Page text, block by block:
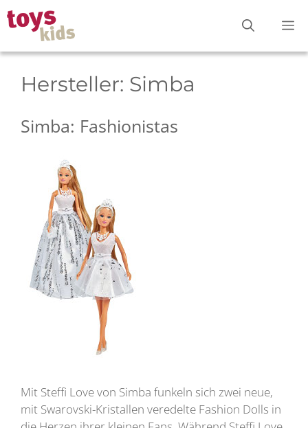
Zum
Inhalt
springen
Hersteller: Simba
Simba: Fashionistas
Mit Steffi Love von Simba funkeln sich zwei neue,
mit Swarovski-Kristallen veredelte Fashion Dolls in